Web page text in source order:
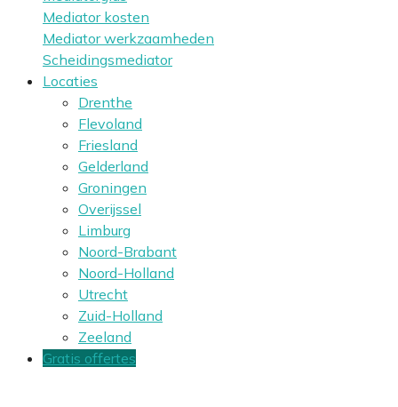
Mediator kosten
Mediator werkzaamheden
Scheidingsmediator
Locaties
Drenthe
Flevoland
Friesland
Gelderland
Groningen
Overijssel
Limburg
Noord-Brabant
Noord-Holland
Utrecht
Zuid-Holland
Zeeland
Gratis offertes